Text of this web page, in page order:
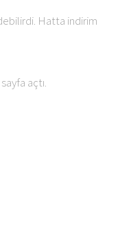
Hatta indirim
açtı.